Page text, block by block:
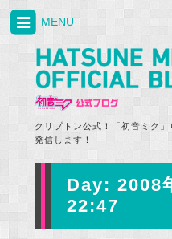
クリプトン公式！「初音ミク
発信します！
MENU
Day: 2008
22:47